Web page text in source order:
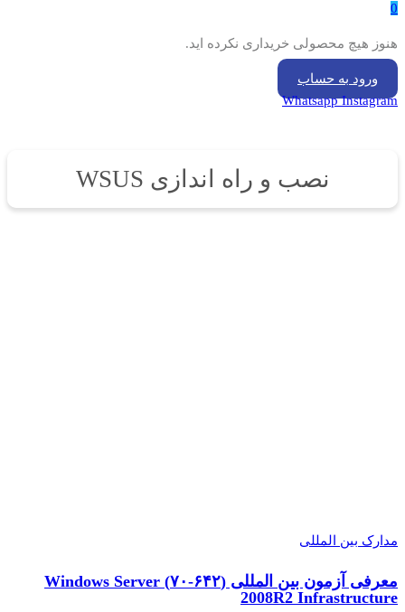
0
هنوز هیچ محصولی خریداری نکرده اید.
ورود به حساب
Whatsapp Instagram
نصب و راه اندازی WSUS
مدارک بین المللی
معرفی آزمون بین المللی (۶۴۲-۷۰) Windows Server
2008R2 Infrastructure